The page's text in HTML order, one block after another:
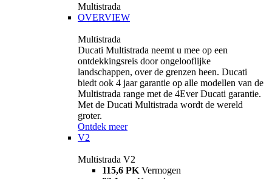
Multistrada
OVERVIEW
Multistrada
Ducati Multistrada neemt u mee op een
ontdekkingsreis door ongelooflijke
landschappen, over de grenzen heen. Ducati
biedt ook 4 jaar garantie op alle modellen van de
Multistrada range met de 4Ever Ducati garantie.
Met de Ducati Multistrada wordt de wereld
groter.
Ontdek meer
V2
Multistrada V2
115,6 PK Vermogen